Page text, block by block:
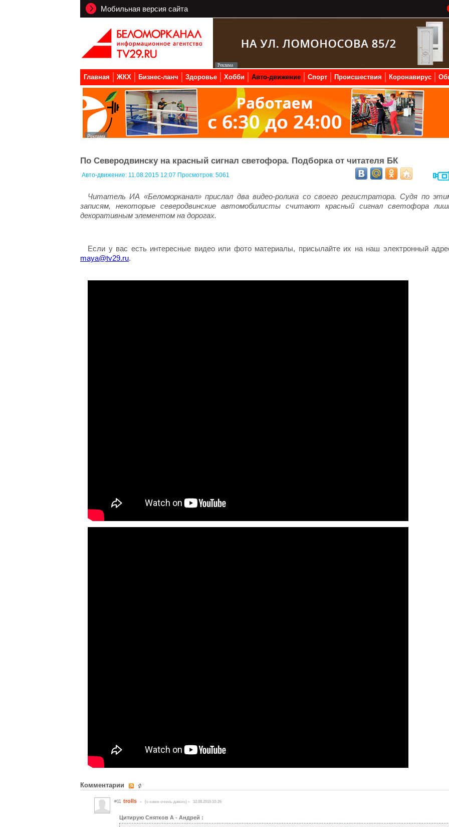
Мобильная версия сайта
Главная ЖКХ Бизнес-ланч Здоровье Хобби Авто-движение Спорт Происшествия Коронавирус
По Северодвинску на красный сигнал светофора. Подборка от читателя БК
Авто-движение: 11.08.2015 12:07 Просмотров: 5061
Читатель ИА «Беломорканал» прислал два видео-ролика со своего регистратора. Судя по
записям, некоторые северодвинские автомобилисты считают красный сигнал светофора
декоративным элементом на дорогах.
Если у вас есть интересные видео или фото материалы, присылайте их на наш электронный
maya@tv29.ru.
Комментарии
#11 trolls (c нами очень давно) 12.08.2015 10:26
Цитирую Снятков А - Андрей :